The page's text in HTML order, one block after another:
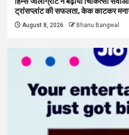
ट्रांसप्लांट की सफलता, केक काटकर
August 8, 2026 Bhanu Bangwal